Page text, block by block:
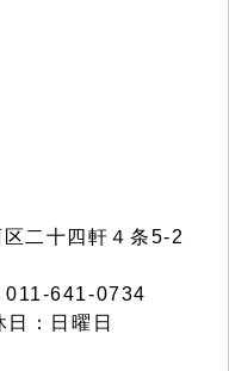
二十四軒４条5-2
641-0734
：日曜日